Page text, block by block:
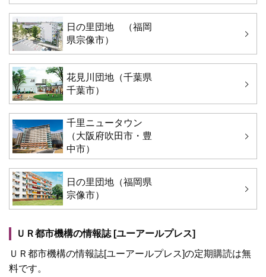
日の里団地 （福岡
県宗像市）
花見川団地（千葉県
千葉市）
千里ニュータウン
（大阪府吹田市・豊
中市）
日の里団地（福岡県
宗像市）
ＵＲ都市機構の情報誌 [ユーアールプレス]
ＵＲ都市機構の情報誌[ユーアールプレス]の定期購読は無
料です。